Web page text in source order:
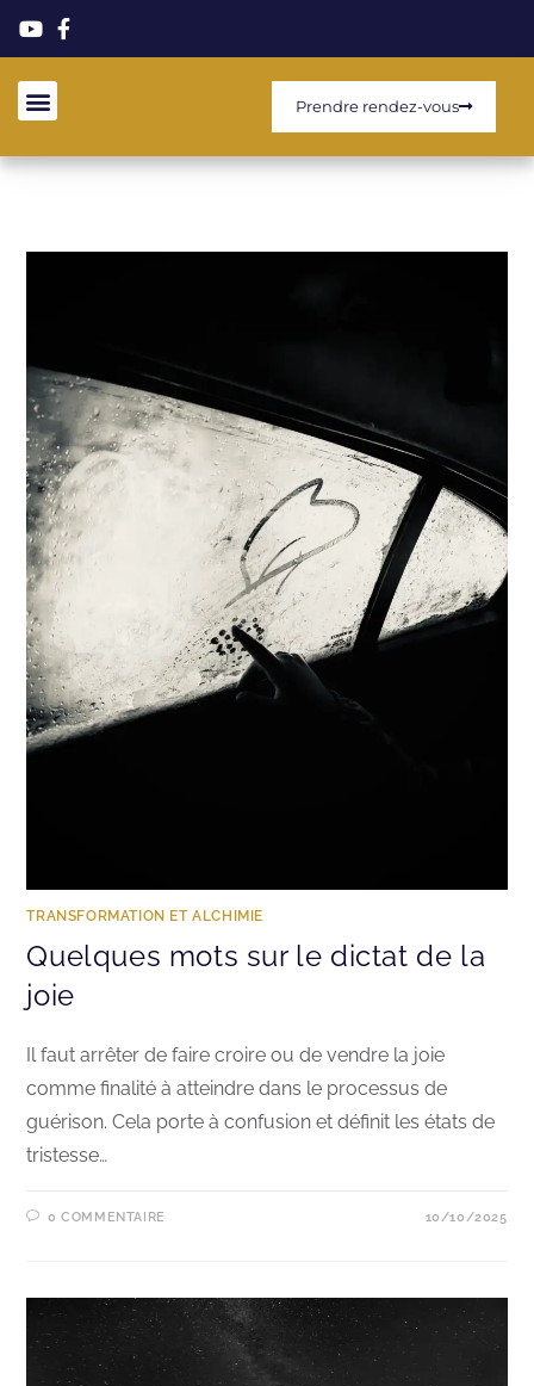
Prendre rendez-vous
TRANSFORMATION ET ALCHIMIE
Quelques mots sur le dictat de la
joie
Il faut arrêter de faire croire ou de vendre la joie
comme finalité à atteindre dans le processus de
guérison. Cela porte à confusion et définit les états de
tristesse…
0 COMMENTAIRE 10/10/2025